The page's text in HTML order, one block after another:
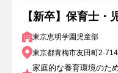
【新卒】保育士・
東京恵明学園児童部
東京都青梅市友田町2-
家庭的な養育環境のた